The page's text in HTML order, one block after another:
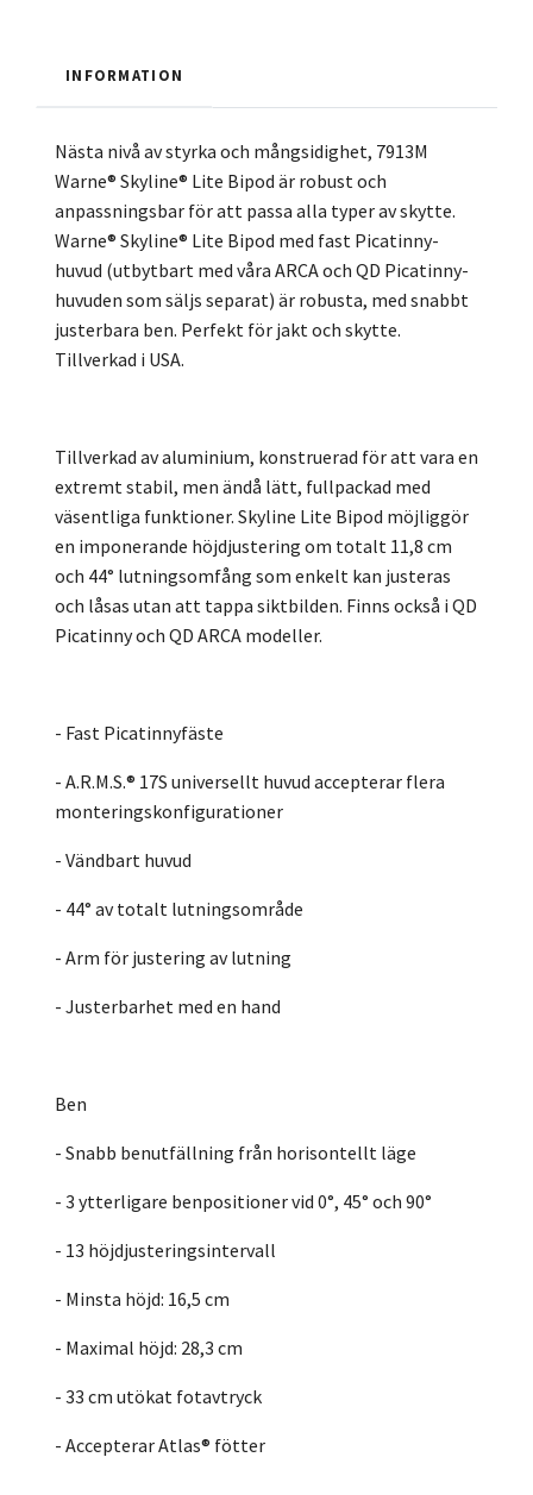
INFORMATION
Nästa nivå av styrka och mångsidighet, 7913M
Warne® Skyline® Lite Bipod är robust och
anpassningsbar för att passa alla typer av skytte.
Warne® Skyline® Lite Bipod med fast Picatinny-
huvud (utbytbart med våra ARCA och QD Picatinny-
huvuden som säljs separat) är robusta, med snabbt
justerbara ben. Perfekt för jakt och skytte.
Tillverkad i USA.
Tillverkad av aluminium, konstruerad för att vara en
extremt stabil, men ändå lätt, fullpackad med
väsentliga funktioner. Skyline Lite Bipod möjliggör
en imponerande höjdjustering om totalt 11,8 cm
och 44° lutningsomfång som enkelt kan justeras
och låsas utan att tappa siktbilden. Finns också i QD
Picatinny och QD ARCA modeller.
- Fast Picatinnyfäste
- A.R.M.S.® 17S universellt huvud accepterar flera
monteringskonfigurationer
- Vändbart huvud
- 44° av totalt lutningsområde
- Arm för justering av lutning
- Justerbarhet med en hand
Ben
- Snabb benutfällning från horisontellt läge
- 3 ytterligare benpositioner vid 0°, 45° och 90°
- 13 höjdjusteringsintervall
- Minsta höjd: 16,5 cm
- Maximal höjd: 28,3 cm
- 33 cm utökat fotavtryck
- Accepterar Atlas® fötter